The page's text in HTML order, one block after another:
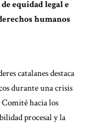
equidad legal e
humanos
catalanes destaca
durante una crisis
Comité hacia los
procesal y la